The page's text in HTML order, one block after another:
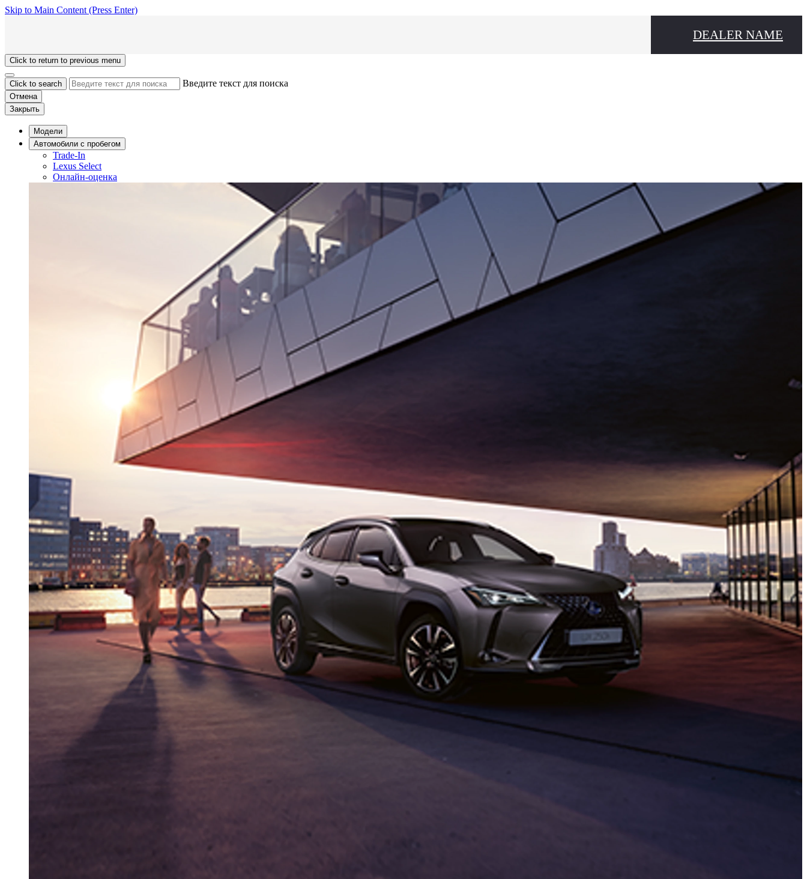
Skip to Main Content (Press Enter)
DEALER NAME
Click to return to previous menu
Click to search Введите текст для поиска
Отмена
Закрыть
Модели
Aвтомобили с пробегом
Trade-In
Lexus Select
Онлайн-оценка